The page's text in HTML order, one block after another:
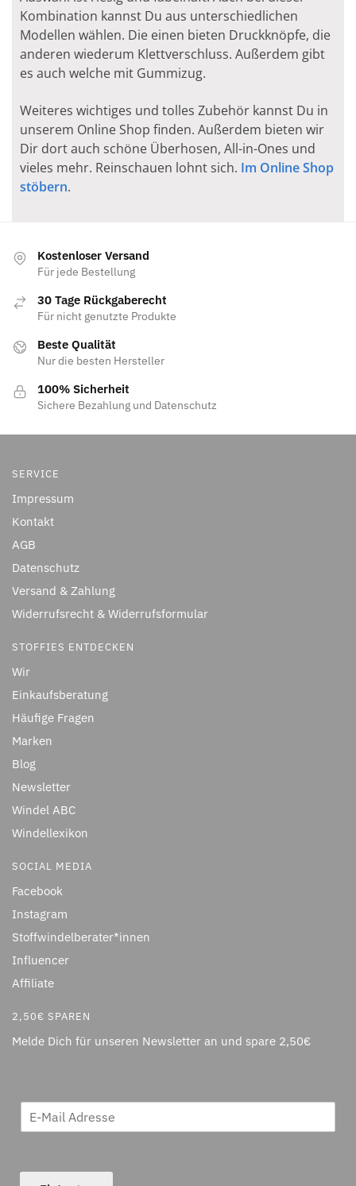
Kombination kannst Du aus unterschiedlichen
Modellen wählen. Die einen bieten Druckknöpfe, die
anderen wiederum Klettverschluss. Außerdem gibt
es auch welche mit Gummizug.
Weiteres wichtiges und tolles Zubehör kannst Du in
unserem Online Shop finden. Außerdem bieten wir
Dir dort auch schöne Überhosen, All-in-Ones und
vieles mehr. Reinschauen lohnt sich. Im Online Shop
stöbern.
Kostenloser Versand
Für jede Bestellung
30 Tage Rückgaberecht
Für nicht genutzte Produkte
Beste Qualität
Nur die besten Hersteller
100% Sicherheit
Sichere Bezahlung und Datenschutz
SERVICE
Impressum
Kontakt
AGB
Datenschutz
Versand & Zahlung
Widerrufsrecht & Widerrufsformular
STOFFIES ENTDECKEN
Wir
Einkaufsberatung
Häufige Fragen
Marken
Blog
Newsletter
Windel ABC
Windellexikon
SOCIAL MEDIA
Facebook
Instagram
Stoffwindelberater*innen
Influencer
Affiliate
2,50€ SPAREN
Melde Dich für unseren Newsletter an und spare 2,50€